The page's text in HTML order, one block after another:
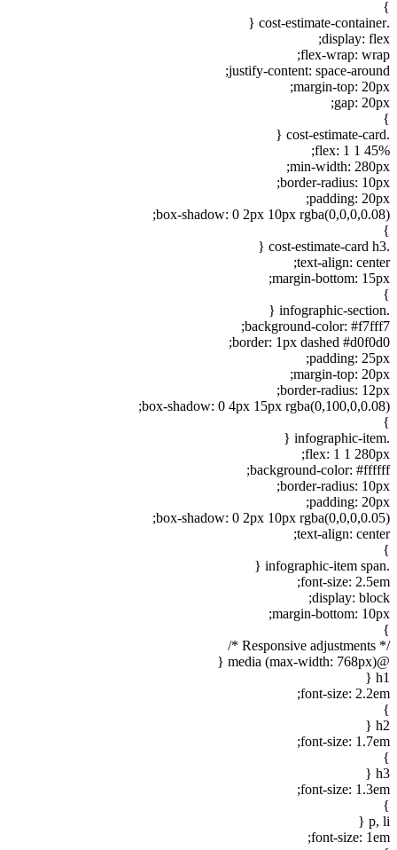
display:
flex-wrap:
justify-content: space-
margin-top:
gap:
flex: 1 1
min-width:
border-radius:
padding:
box-shadow: 0 2px 10px
text-align:
margin-bottom:
background-color:
border: 1px dashed
padding:
margin-top:
border-radius:
box-shadow: 0 4px 15px
flex: 1 1
background-color:
border-radius:
padding:
box-shadow: 0 2px 10px
text-align:
font-size:
display:
margin-bottom:
font-size:
font-size:
font-size:
p,
font-size: